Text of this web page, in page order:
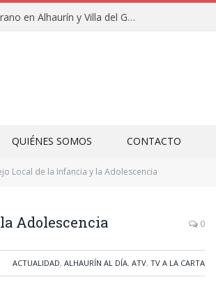
Clausuras de los campamentos de verano en Alhaurín y Villa del Guadalhorce 2026
QUIÉNES SOMOS CONTACTO
Local de la Infancia y la Adolescencia
Adolescencia 0
ACTUALIDAD, ALHAURÍN AL DÍA, ATV, TV A LA CARTA